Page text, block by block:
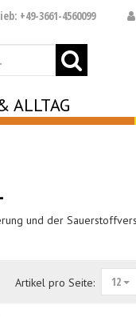
+49-3661-4560099
ALLTAG
und der
Artikel pro Seite: 12